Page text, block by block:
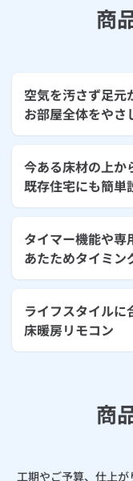
商
空気を汚さず足元
お部屋全体をやさ
今ある床材の上か
既存住宅にも簡単
タイマー機能や専
あたためタイミン
ライフスタイルに
床暖房リモコン
商
工期やご予算、仕上